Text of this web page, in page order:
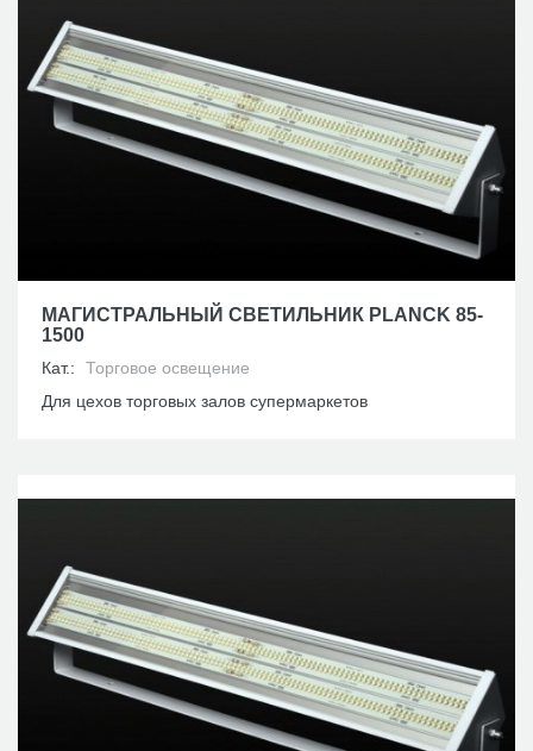
МАГИСТРАЛЬНЫЙ СВЕТИЛЬНИК PLANCK 85-
1500
Кат.:
Торговое освещение
Для цехов торговых залов супермаркетов